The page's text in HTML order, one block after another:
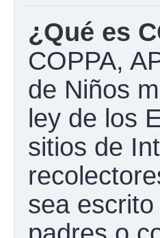
¿Qué es
COPPA,
de Niños
ley de los
sitios de
sea